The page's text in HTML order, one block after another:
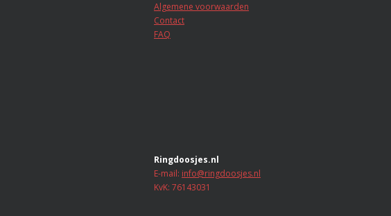
Algemene voorwaarden
Contact
FAQ
Ringdoosjes.nl
E-mail: info@ringdoosjes.nl
KvK: 76143031